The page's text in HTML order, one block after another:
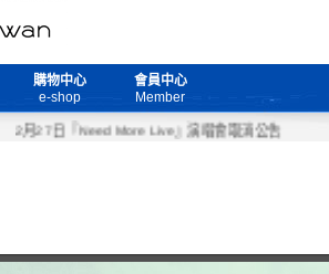
購物中心
e-shop
會員中心
Member
2月27日『Need More Live』演唱會取消公告